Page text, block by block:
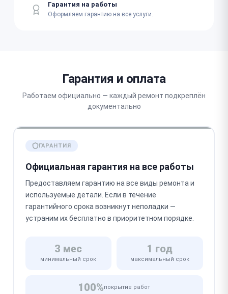
Гарантия на работы
Оформляем гарантию на все услуги.
Гарантия и оплата
Работаем официально — каждый ремонт подкреплён
документально
ГАРАНТИЯ
Официальная гарантия на все работы
Предоставляем гарантию на все виды ремонта и
используемые детали. Если в течение
гарантийного срока возникнут неполадки —
устраним их бесплатно в приоритетном порядке.
3 мес
минимальный срок
1 год
максимальный срок
100%покрытие работ